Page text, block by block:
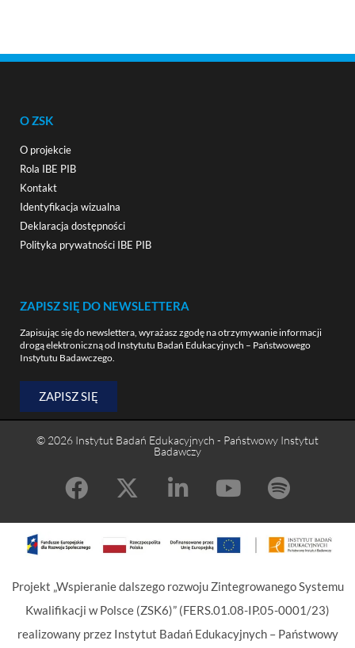
O ZSK
O projekcie
Rola IBE PIB
Kontakt
Identyfikacja wizualna
Deklaracja dostępności
Polityka prywatności IBE PIB
ZAPISZ SIĘ DO NEWSLETTERA
Zapisując się do newslettera, wyrażasz zgodę na otrzymywanie informacji
drogą elektroniczną od Instytutu Badań Edukacyjnych – Państwowego
Instytutu Badawczego.
ZAPISZ SIĘ
© 2026 Instytut Badań Edukacyjnych - Państwowy Instytut
Badawczy
Projekt „Wspieranie dalszego rozwoju Zintegrowanego Systemu
Kwalifikacji w Polsce (ZSK6)” (FERS.01.08-IP.05-0001/23)
realizowany przez Instytut Badań Edukacyjnych – Państwowy